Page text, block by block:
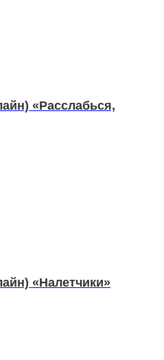
«Расслабься,
«Налетчики»